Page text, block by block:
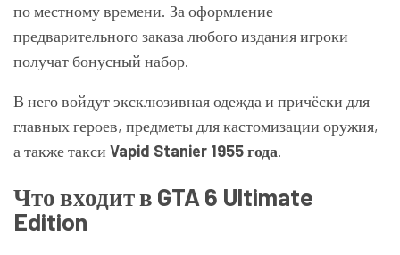
по местному времени. За оформление
предварительного заказа любого издания игроки
получат бонусный набор.
В него войдут эксклюзивная одежда и причёски для
главных героев, предметы для кастомизации оружия,
а также такси Vapid Stanier 1955 года.
Что входит в GTA 6 Ultimate
Edition